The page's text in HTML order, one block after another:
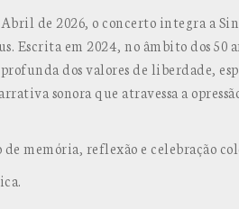
de 2026, o concerto integra a
Escrita em 2024, no âmbito dos 50
dos valores de liberdade,
sonora que atravessa a
memória, reflexão e celebração